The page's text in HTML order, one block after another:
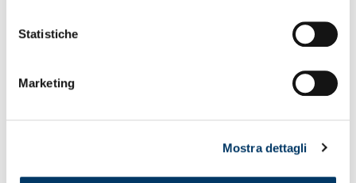
Statistiche
Marketing
Mostra dettagli
domenica
settore
ospiti
• Residenti Lombardia possono acquistare solo sett.